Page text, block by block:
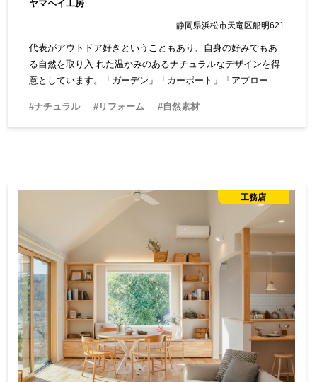
ヤマヘイ工房
静岡県浜松市天竜区船明621
代表がアウトドア好きということもあり、自身の好みでもあ
る自然を取り入 れた温かみのあるナチュラルなデザインを得
意としています。「ガーデン」「カーポート」「アプロー
等、お気軽にお問合せください。ご相談・お見積りは無料で
す。
#ナチュラル #リフォーム #自然素材
工務店